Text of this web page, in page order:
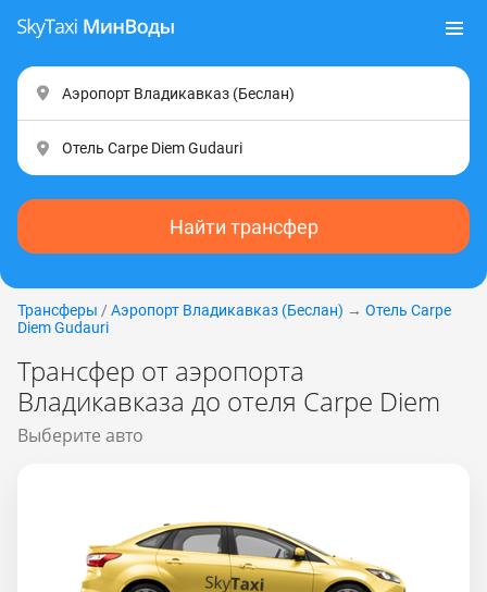
Найти трансфер
Трансферы / Аэропорт Владикавказ (Беслан) → Отель Carpe
Diem Gudаuri
Трансфер от аэропорта
Владикавказа до отеля Carpe Diem
Выберите авто